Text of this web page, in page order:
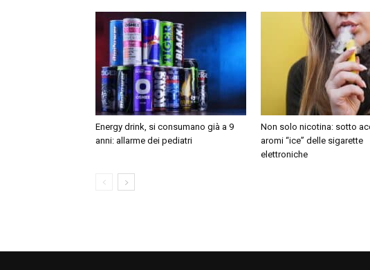
Energy drink, si consumano già a 9
anni: allarme dei pediatri
Non solo nicotina: sotto
aromi “ice” delle sigarette
elettroniche